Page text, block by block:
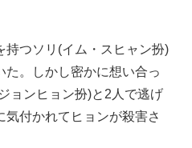
持つソリ(イム・スヒャン扮)
た。しかし密かに想い合っ
ョンヒョン扮)と2人で逃げ
気付かれてヒョンが殺害さ